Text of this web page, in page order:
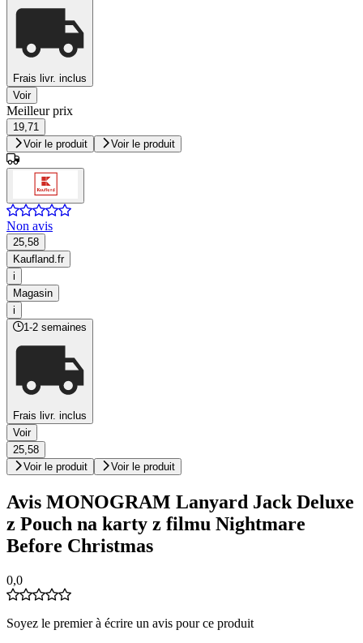
Frais livr. inclus
Voir
Meilleur prix
19,71
Voir le produit
Voir le produit
Non avis
25,58
Kaufland.fr
i
Magasin
i
1-2 semaines
Frais livr. inclus
Voir
25,58
Voir le produit
Voir le produit
Avis MONOGRAM Lanyard Jack Deluxe
z Pouch na karty z filmu Nightmare
Before Christmas
0,0
Soyez le premier à écrire un avis pour ce produit